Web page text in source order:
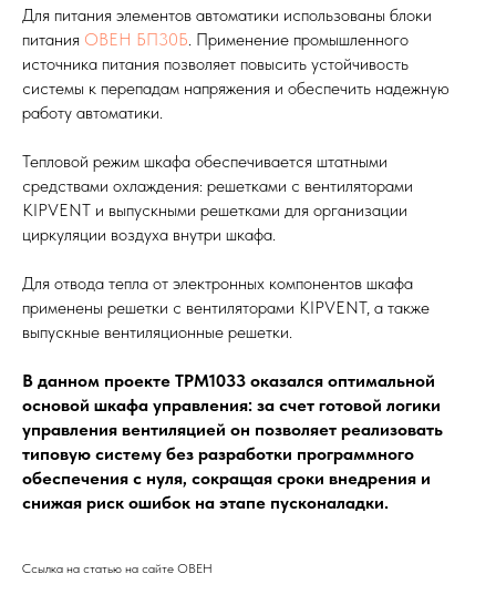
Для питания элементов автоматики использованы блоки
питания ОВЕН БП30Б. Применение промышленного
источника питания позволяет повысить устойчивость
системы к перепадам напряжения и обеспечить надежную
работу автоматики.
Тепловой режим шкафа обеспечивается штатными
средствами охлаждения: решетками с вентиляторами
KIPVENT и выпускными решетками для организации
циркуляции воздуха внутри шкафа.
Для отвода тепла от электронных компонентов шкафа
применены решетки с вентиляторами KIPVENT, а также
выпускные вентиляционные решетки.
В данном проекте ТРМ1033 оказался оптимальной
основой шкафа управления: за счет готовой логики
управления вентиляцией он позволяет реализовать
типовую систему без разработки программного
обеспечения с нуля, сокращая сроки внедрения и
снижая риск ошибок на этапе пусконаладки.
Ссылка на статью на сайте ОВЕН